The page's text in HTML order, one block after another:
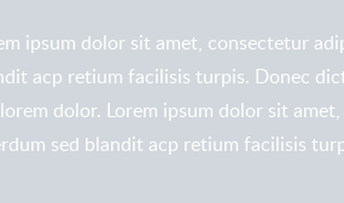
ipsum dolor sit amet, consectetur
acp retium facilisis turpis. Donec
dolor. Lorem ipsum dolor sit
sed blandit acp retium facilisis